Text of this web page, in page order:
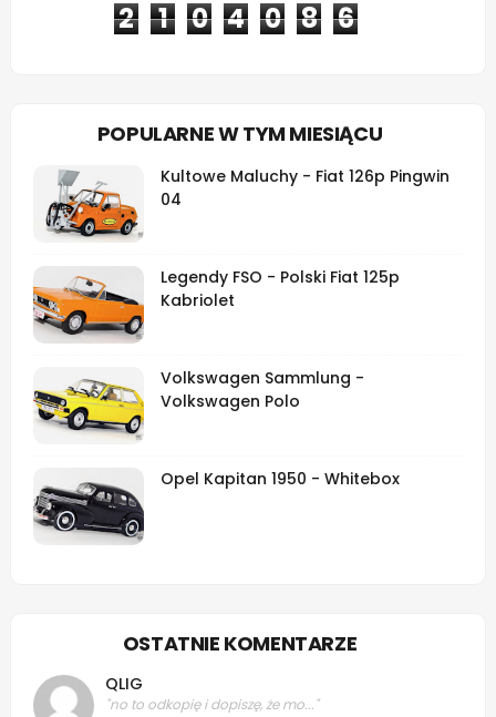
2 1 0 4 0 8 6
POPULARNE W TYM MIESIĄCU
Kultowe Maluchy - Fiat 126p Pingwin
04
Legendy FSO - Polski Fiat 125p
Kabriolet
Volkswagen Sammlung -
Volkswagen Polo
Opel Kapitan 1950 - Whitebox
OSTATNIE KOMENTARZE
QLIG
"no to odkopię i dopiszę, że mo..."